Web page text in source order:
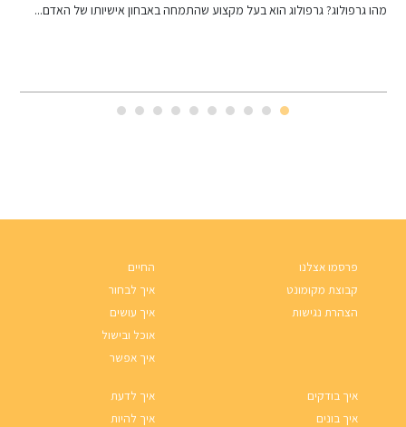
החוויה המושלמת עם סדנת פיצה יש משהו קסום במגע הראשון עם...
פרסמו אצלנו
קבוצת מקומונט
הצהרת נגישות
החיים
איך לבחור
איך עושים
אוכל ובישול
איך אפשר
איך בודקים
איך בונים
איך לדעת
איך להיות